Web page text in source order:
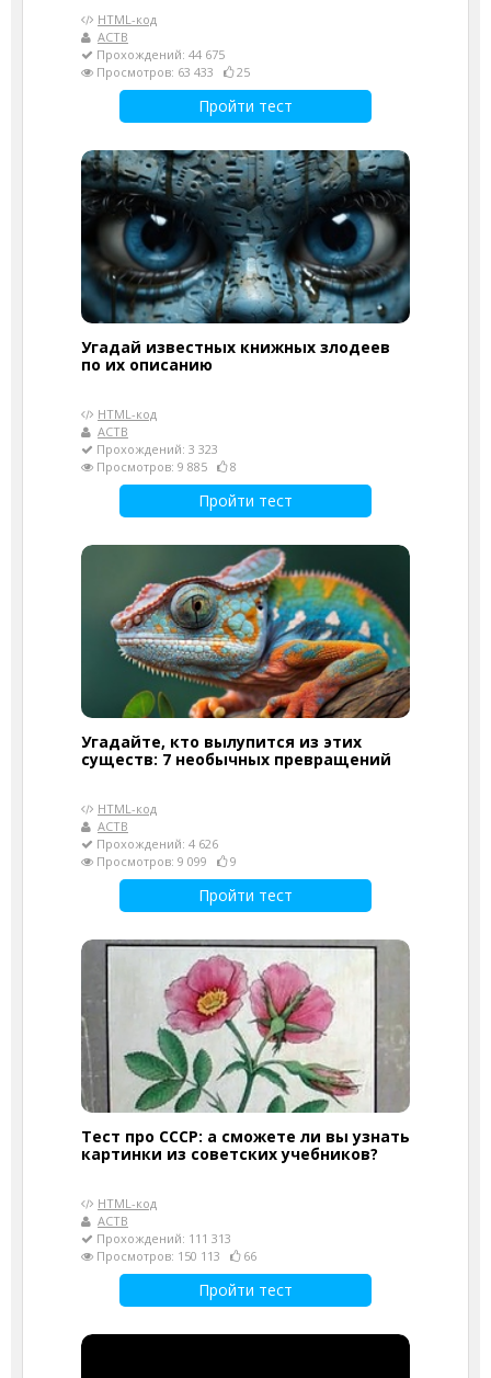
HTML-код
АСТВ
Прохождений: 44 675
Просмотров: 63 433
25
Пройти тест
Угадай известных книжных злодеев
по их описанию
HTML-код
АСТВ
Прохождений: 3 323
Просмотров: 9 885
8
Пройти тест
Угадайте, кто вылупится из этих
существ: 7 необычных превращений
HTML-код
АСТВ
Прохождений: 4 626
Просмотров: 9 099
9
Пройти тест
Тест про СССР: а сможете ли вы узнать
картинки из советских учебников?
HTML-код
АСТВ
Прохождений: 111 313
Просмотров: 150 113
66
Пройти тест